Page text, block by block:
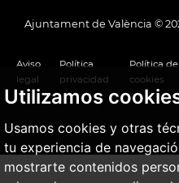
Utilizamos
Usamos cookies y otras
tu experiencia de
mostrarte contenidos
Ajuntament de València ©
Aviso
legal
Política
privacidad
Política de
cookies